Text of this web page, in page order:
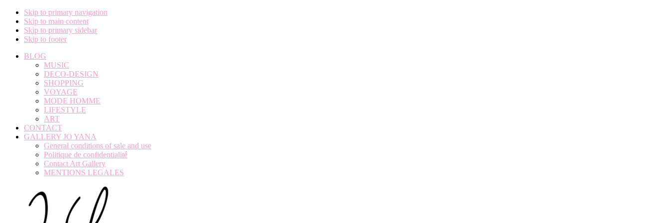
Skip to primary navigation
Skip to main content
Skip to primary sidebar
Skip to footer
BLOG
MUSIC
DECO-DESIGN
SHOPPING
VOYAGE
MODE HOMME
LIFESTYLE
ART
CONTACT
GALLERY JO YANA
General conditions of sale and use
Politique de confidentialité
Contact Art Gallery
MENTIONS LEGALES